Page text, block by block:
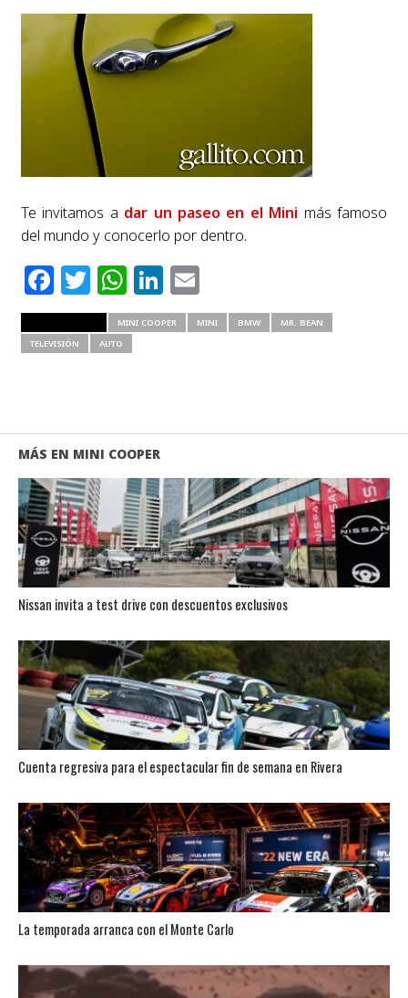
Te invitamos a dar un paseo en el Mini más famoso
del mundo y conocerlo por dentro.
Facebook
Twitter
WhatsApp
LinkedIn
Email
MINI COOPER MINI BMW
MR. BEAN
TELEVISIÓN
AUTO
MÁS EN MINI COOPER
Nissan invita a test drive con descuentos exclusivos
Cuenta regresiva para el espectacular fin de semana en Rivera
La temporada arranca con el Monte Carlo